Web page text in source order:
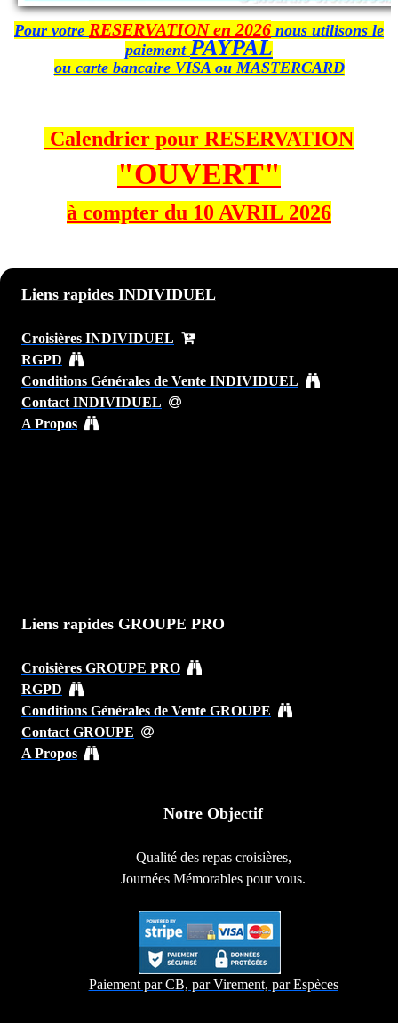
Pour votre RESERVATION en 2026 nous utilisons le
paiement PAYPAL
ou carte bancaire VISA ou MASTERCARD
Calendrier pour RESERVATION
"OUVERT"
à compter du 10 AVRIL 2026
Liens rapides INDIVIDUEL
Croisières INDIVIDUEL
RGPD
Conditions Générales de Vente INDIVIDUEL
Contact INDIVIDUEL
A Propos
Liens rapides GROUPE PRO
Croisières GROUPE PRO
RGPD
Conditions Générales de Vente GROUPE
Contact GROUPE
A Propos
Notre Objectif
Qualité des repas croisières,
Journées Mémorables pour vous.
Paiement par CB, par Virement, par Espèces